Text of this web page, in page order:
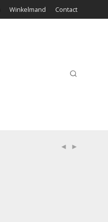
Winkelmand Contact